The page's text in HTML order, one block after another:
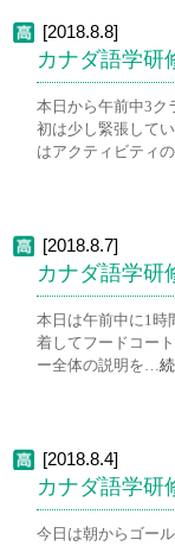
[2018.8.8]
カナダ語学研
本日から午前中3ク
初は少し緊張して
はアクティビティ
[2018.8.7]
カナダ語学研
本日は午前中に1時
着してフードコー
ー全体の説明を…
[2018.8.4]
カナダ語学研
今日は朝からゴー